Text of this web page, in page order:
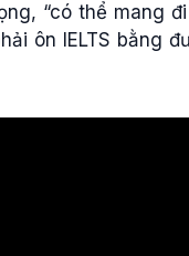
“có thể mang
ôn IELTS bằng